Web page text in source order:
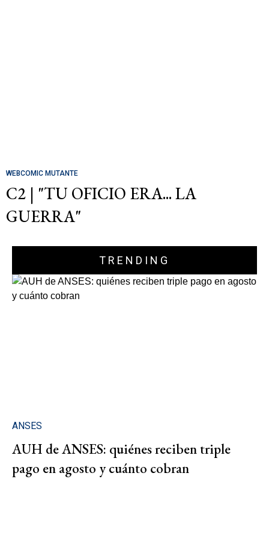
WEBCOMIC MUTANTE
C2 | "TU OFICIO ERA... LA
GUERRA"
TRENDING
ANSES
AUH de ANSES: quiénes reciben triple
pago en agosto y cuánto cobran